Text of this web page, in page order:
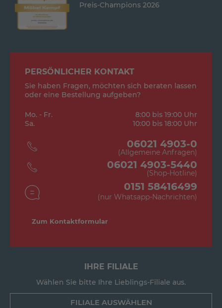
Preis-Champions 2026
PERSÖNLICHER KONTAKT
Sie haben Fragen, möchten sich beraten lassen
oder eine Bestellung aufgeben?
Mo. - Fr.
8:00 bis 19:00 Uhr
Sa.
10:00 bis 18:00 Uhr
06021 4903-0
(Allgemeine Anfragen)
06021 4903-5440
(Shop-Hotline)
0151 58416499
(nur Whatsapp-Nachrichten)
Zum Kontaktformular
IHRE FILIALE
Wählen Sie bitte Ihre Lieblings-Filiale aus.
FILIALE AUSWÄHLEN